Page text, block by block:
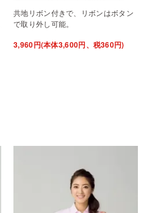
共地リボン付きで、リボンはボタン
で取り外し可能。
3,960円(本体3,600円、税360円)